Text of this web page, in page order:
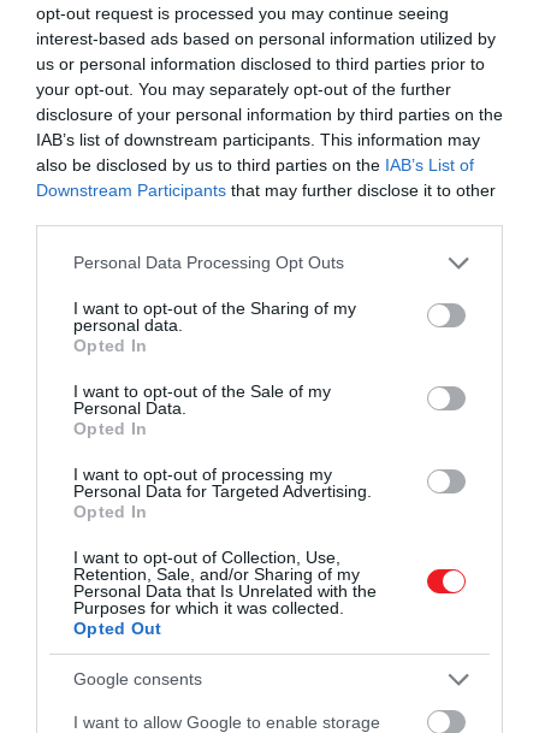
opt-out request is processed you may continue seeing
interest-based ads based on personal information utilized by
us or personal information disclosed to third parties prior to
your opt-out. You may separately opt-out of the further
disclosure of your personal information by third parties on the
IAB’s list of downstream participants. This information may
also be disclosed by us to third parties on the IAB’s List of
Downstream Participants that may further disclose it to other
Please note that this website/app uses one or more Google
not limited to your visit or usage behaviour. You may click to
grant or deny consent to Google and its third-party tags to
use your data for below specified purposes in below Google
consent section.
Personal Data Processing Opt Outs
I want to opt-out of the Sharing of my
personal data.
Opted In
I want to opt-out of the Sale of my
Personal Data.
Opted In
I want to opt-out of processing my
Personal Data for Targeted Advertising.
Opted In
I want to opt-out of Collection, Use,
Retention, Sale, and/or Sharing of my
Personal Data that Is Unrelated with the
Purposes for which it was collected.
Opted Out
Google consents
I want to allow Google to enable storage